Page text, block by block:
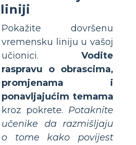
liniji
Pokažite dovršenu
vremensku liniju u vašoj
učionici. Vodite
raspravu o obrascima,
promjenama i
ponavljajućim temama
kroz pokrete. Potaknite
učenike da razmišljaju
o tome kako povijest